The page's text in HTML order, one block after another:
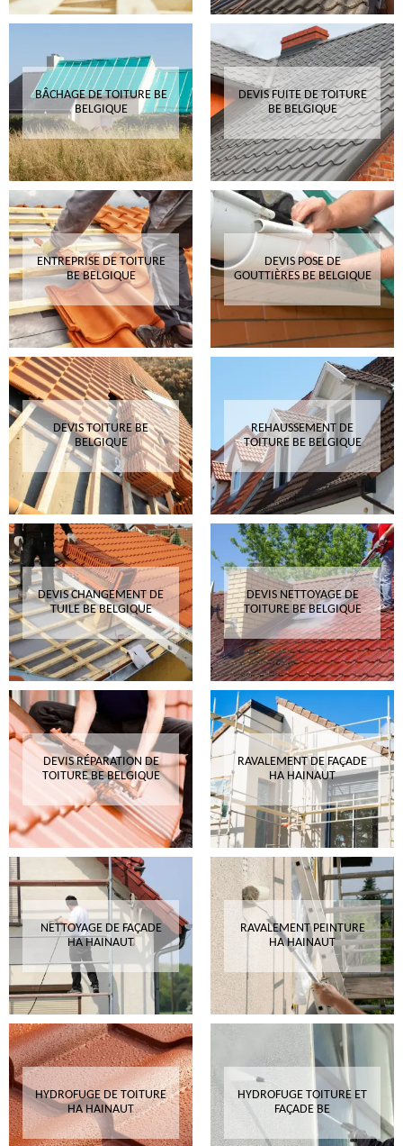
BÂCHAGE DE TOITURE BE
BELGIQUE
DEVIS FUITE DE TOITURE
BE BELGIQUE
ENTREPRISE DE TOITURE
BE BELGIQUE
DEVIS POSE DE
GOUTTIÈRES BE BELGIQUE
DEVIS TOITURE BE
BELGIQUE
REHAUSSEMENT DE
TOITURE BE BELGIQUE
DEVIS CHANGEMENT DE
TUILE BE BELGIQUE
DEVIS NETTOYAGE DE
TOITURE BE BELGIQUE
DEVIS RÉPARATION DE
TOITURE BE BELGIQUE
RAVALEMENT DE FAÇADE
HA HAINAUT
NETTOYAGE DE FAÇADE
HA HAINAUT
RAVALEMENT PEINTURE
HA HAINAUT
HYDROFUGE DE TOITURE
HA HAINAUT
HYDROFUGE TOITURE ET
FAÇADE BE